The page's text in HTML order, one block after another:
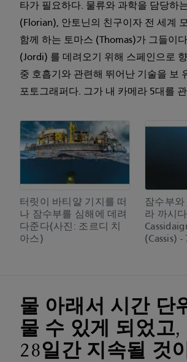
타가 필요하다. 물류와 과학을 담당하
(Florian), 안토닌의 친구이자 전 세계
함께 하는 토마스 (Thomas)가 그들이
(Jordi) 를 데려오기 위해 스페인으로
중 호흡기와 관련해 뛰어난 기술을 보
포토그래퍼다. 그가 내 카메라 5대를
터릿이 바티얄 기지를 떠
나 잠수부를 심해에 데려
다준다(사진: 조르디 치
아스)
잠수부와
라 까시
(Cassis) -
물 아래서 시간 단
물 수 있게 되었고,
28일간 지속될 것